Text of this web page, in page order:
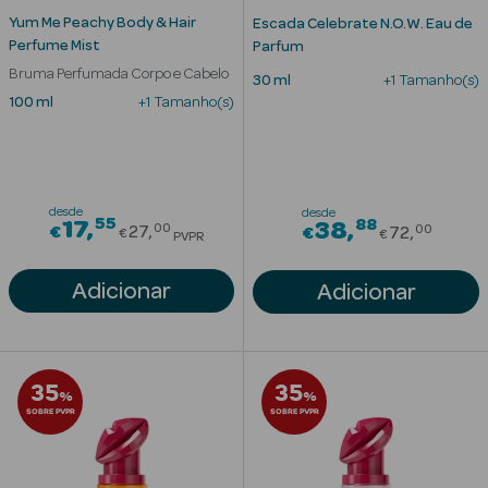
Ver Tudo
Solares
Lábios
Solares Bebé e
Yum Me Peachy Body & Hair
Perfume Mist
Bruma Perfumada Corpo e Cabelo
100 ml
+1 Tamanho(s)
desde
€17 55Price reduced from
€27 00
PVPR
Adicionar
Escada Celebrate N.O.W. Eau de
Parfum
30 ml +1 Tamanho(s)
desde
€38 88Price
€ 72 00
Adicionar
35%
SOBRE PVPR
35%
SOBRE PVPR